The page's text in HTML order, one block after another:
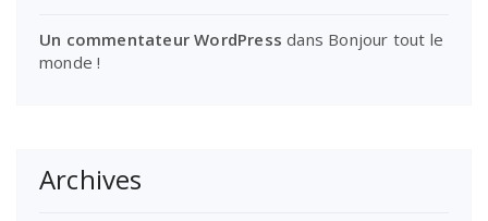
Un commentateur WordPress dans Bonjour tout le
monde !
Archives